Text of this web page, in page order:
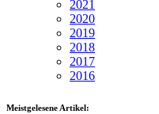
2021
2020
2019
2018
2017
2016
Meistgelesene Artikel: